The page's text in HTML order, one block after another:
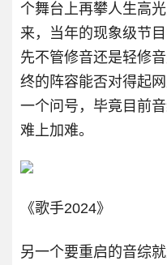
个舞台上再攀人生高
来，当年的现象级节
先不管修音还是轻修
终的阵容能否对得起
一个问号，毕竟目前
难上加难。
《歌手2024》
另一个要重启的音综